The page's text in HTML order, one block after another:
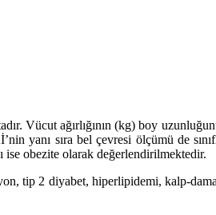
Vücut ağırlığının (kg) boy
yanı sıra bel çevresi ölçümü de
ise obezite olarak değerlendirilmektedir.
tip 2 diyabet, hiperlipidemi, kalp-